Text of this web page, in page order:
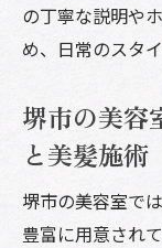
の丁寧な説明や
め、日常のスタ
堺市の美容
と美髪施術
堺市の美容室で
豊富に用意され